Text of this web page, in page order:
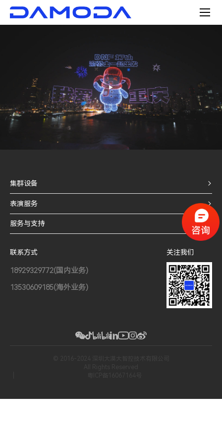
集群设备
表演服务
服务与支持
联系方式
18929329772(国内业务)
13530609185(海外业务)
关注我们